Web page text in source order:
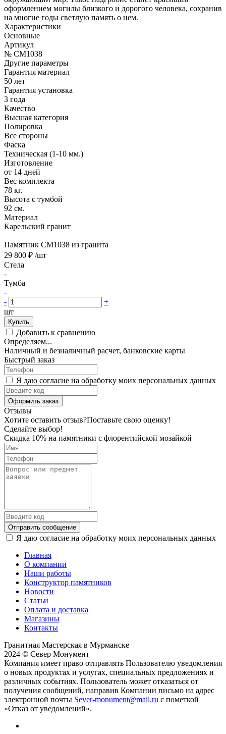
оформлением могилы близкого и дорогого человека, сохранив
на многие годы светлую память о нем.
Характеристики
Основные
Артикул
№ CM1038
Другие параметры
Гарантия материал
50 лет
Гарантия установка
3 года
Качество
Высшая категория
Полировка
Все стороны
Фаска
Техническая (1-10 мм.)
Изготовление
от 14 дней
Вес комплекта
78 кг.
Высота с тумбой
92 см.
Материал
Карельский гранит
Памятник CM1038 из гранита
29 800 ₽ /шт
Стела
-
Тумба
-
-
+
шт
Купить
Добавить к сравнению
Определяем...
Наличный и безналичный расчет, банковские карты
Быстрый заказ
Я даю согласие на обработку моих персональных данных
Оформить заказ
Отзывы
Хотите оставить отзыв?Поставьте свою оценку!
Сделайте выбор!
Скидка 10% на памятники с флорентийской мозайкой
Отправить сообщение
Я даю согласие на обработку моих персональных данных
Главная
О компании
Наши работы
Конструктор памятников
Новости
Статьи
Оплата и доставка
Магазины
Контакты
Гранитная Мастерская в Мурманске
2024 © Север Монумент
Компания имеет право отправлять Пользователю уведомления
о новых продуктах и услугах, специальных предложениях и
различных событиях. Пользователь может отказаться от
получения сообщений, направив Компании письмо на адрес
электронной почты Sever-monument@mail.ru с пометкой
«Отказ от уведомлений».